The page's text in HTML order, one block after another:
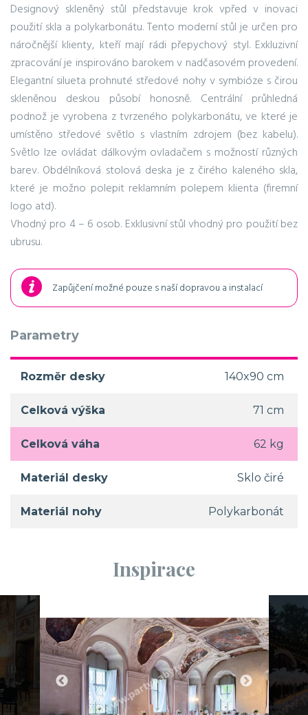
Designový skleněný stůl představuje krok vpřed v inovaci
použití skla a polykarbonátu. Tento moderní stůl je určen pro
náročnější klienty, kteří mají rádi přepychový styl. Exkluzivní
zpracování je inspirováno barokem v nadčasovém provedení.
Elegantní silueta prohnuté středové nohy v symbióze s čirou
skleněnou deskou působí honosně. Centrální průhledná
podnož je vyrobena z tvrzeného polykarbonátu, ve které je
umístěno středové světlo s vlastním zdrojem (bez kabelu).
Světlo lze ovládat dálkovým ovladačem s možností různých
barev. Obdélníková stolová deska je z čirého kaleného skla,
které je možno polepit reklamním polepem klienta (firemní
logo atd).
Vhodný pro 4 – 6 osob. Exklusivní stůl vhodný pro použití bez
ubrusu.
Zapůjčení možné pouze s naší dopravou a instalací
Parametry
Rozměr desky 140x90 cm
Celková výška 71 cm
Celková váha 62 kg
Materiál desky Sklo čiré
Materiál nohy Polykarbonát
Inspirace